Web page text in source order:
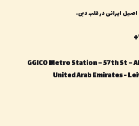
ایرانی در قلب دبی.
GGICO Metro Station – 57th St –
United Arab Emirates -